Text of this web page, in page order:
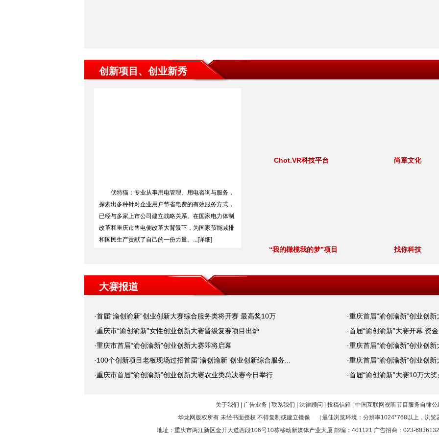
创新项目、创业新秀
伏特猫：专业从事用电管理、用电咨询与服务，
探索出多种针对企业用户节省电费的有效服务方式，
已经与多家上市公司建立战略关系。在国家电力体制
改革和重庆市售电侧改革大背景下，为国家节能减排
和国民生产贡献了自己的一份力量。...[详细]
Chot.VR科技平台 尚章文化
“我的橄榄我的梦”项目 找你科技
大赛报道
·首届“渝创渝新”创业创新大赛综合服务类将开赛 最高奖10万
·重庆市“渝创渝新”女性创业创新大赛晋级复赛项目出炉
·重庆市首届“渝创渝新”创业创新大赛即将启幕
·100个创新项目老板现场过招首届“渝创渝新”创业创新综合服务...
·重庆市首届“渝创渝新”创业创新大赛农业类总决赛今日举行
·重庆首届“渝创渝新”创业创
·首届“渝创渝新”大赛开幕 资
·重庆首届“渝创渝新”创业创
·重庆首届“渝创渝新”创业创
·首届“渝创渝新”大赛10万大
关于我们 广告业务 联系我们 法律顾问 投稿信箱
中国互联网视听节目服务自律公
华龙网版权所有 未经书面授权 不得复制或建立镜像 （最佳浏览环境：分辨率1024*768以上，浏览
地址：重庆市两江新区金开大道西段106号10栋移动新媒体产业大厦 邮编：401121 广告招商：023-